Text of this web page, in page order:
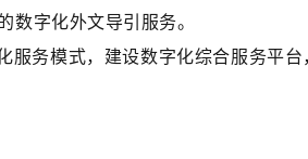
字化外文导引服务。
服务模式，建设数字化综合服务平台